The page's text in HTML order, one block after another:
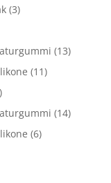
(3)
(13)
(11)
(14)
(6)